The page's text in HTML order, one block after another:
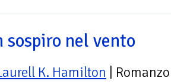
sospiro nel vento
K. Hamilton | Romanzo